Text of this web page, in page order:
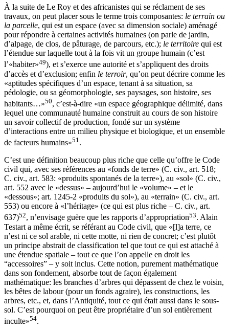
À la suite de Le Roy et des africanistes qui se réclament de ses
travaux, on peut placer sous le terme trois composantes: le terrain ou
la parcelle, qui est un espace (avec sa dimension sociale) aménagé
pour répondre à certaines activités humaines (on parle de jardin,
d’alpage, de clos, de pâturage, de parcours, etc.); le territoire qui est
l’étendue sur laquelle tout à la fois vit un groupe humain (c’est
l’«habiter»49), et s’exerce une autorité et s’appliquent des droits
d’accès et d’exclusion; enfin le terroir, qu’on peut décrire comme les
«aptitudes spécifiques d’un espace, tenant à sa situation, sa
pédologie, ou sa géomorphologie, ses paysages, son histoire, ses
habitants…»50, c’est-à-dire «un espace géographique délimité, dans
lequel une communauté humaine construit au cours de son histoire
un savoir collectif de production, fondé sur un système
d’interactions entre un milieu physique et biologique, et un ensemble
de facteurs humains»51 .
C’est une définition beaucoup plus riche que celle qu’offre le Code
civil qui, avec ses références au «fonds de terre» (C. civ., art. 518;
C. civ., art. 583: «produits spontanés de la terre»), au «sol» (C. civ.,
art. 552 avec le «dessus» – aujourd’hui le «volume» – et le
«dessous»; art. 1245-2 «produits du sol»), au «terrain» (C. civ., art.
553) ou encore à «l’héritage» (ce qui est plus riche – C. civ., art.
637)52, n’envisage guère que les rapports d’appropriation53. Alain
Testart a même écrit, se référant au Code civil, que «[l]‌a terre, ce
n’est ni ce sol arable, ni cette motte, ni rien de concret; c’est plutôt
un principe abstrait de classification tel que tout ce qui est attaché à
une étendue spatiale – tout ce que l’on appelle en droit les
“accessoires” – y soit inclus. Cette notion, purement mathématique
dans son fondement, absorbe tout de façon également
mathématique: les branches d’arbres qui dépassent de chez le voisin,
les bêtes de labour (pour un fonds agraire), les constructions, les
arbres, etc., et, dans l’Antiquité, tout ce qui était aussi dans le sous-
sol. C’est pourquoi on peut être propriétaire d’un sol entièrement
inculte»54.